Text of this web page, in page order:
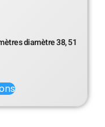
diamètre 38, 51